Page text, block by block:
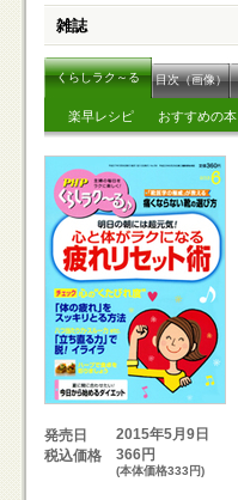
雑誌
くらしラク～る 目次（画像）
楽早レシピ おすすめの本
発売日
2015年5月9日
税込価格
366円
(本体価格333円)